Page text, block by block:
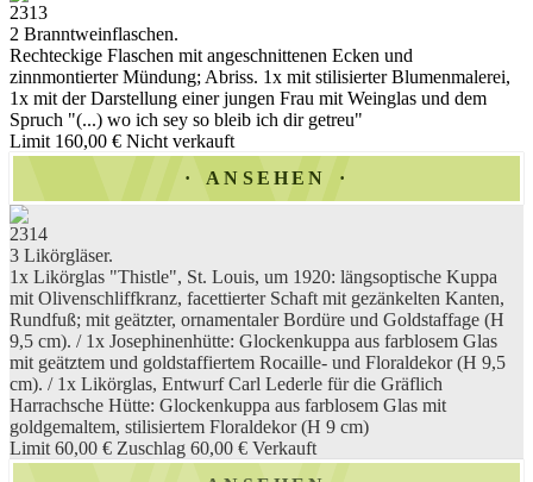
2313
2 Branntweinflaschen.
Rechteckige Flaschen mit angeschnittenen Ecken und
zinnmontierter Mündung; Abriss. 1x mit stilisierter Blumenmalerei,
1x mit der Darstellung einer jungen Frau mit Weinglas und dem
Spruch "(...) wo ich sey so bleib ich dir getreu"
Limit 160,00 € Nicht verkauft
ANSEHEN
2314
3 Likörgläser.
1x Likörglas "Thistle", St. Louis, um 1920: längsoptische Kuppa
mit Olivenschliffkranz, facettierter Schaft mit gezänkelten Kanten,
Rundfuß; mit geätzter, ornamentaler Bordüre und Goldstaffage (H
9,5 cm). / 1x Josephinenhütte: Glockenkuppa aus farblosem Glas
mit geätztem und goldstaffiertem Rocaille- und Floraldekor (H 9,5
cm). / 1x Likörglas, Entwurf Carl Lederle für die Gräflich
Harrachsche Hütte: Glockenkuppa aus farblosem Glas mit
goldgemaltem, stilisiertem Floraldekor (H 9 cm)
Limit 60,00 € Zuschlag 60,00 € Verkauft